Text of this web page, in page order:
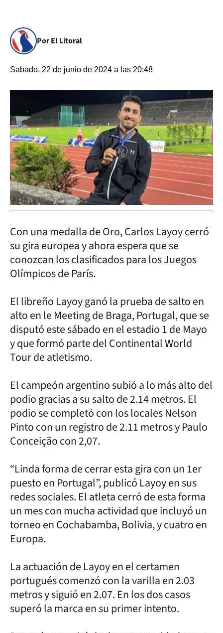
Por El Litoral
Sabado, 22 de junio de 2024 a las 20:48
Con una medalla de Oro, Carlos Layoy cerró
su gira europea y ahora espera que se
conozcan los clasificados para los Juegos
Olímpicos de París.
El libreño Layoy ganó la prueba de salto en
alto en le Meeting de Braga, Portugal, que se
disputó este sábado en el estadio 1 de Mayo
y que formó parte del Continental World
Tour de atletismo.
El campeón argentino subió a lo más alto del
podio gracias a su salto de 2.14 metros. El
podio se completó con los locales Nelson
Pinto con un registro de 2.11 metros y Paulo
Conceição con 2,07.
“Linda forma de cerrar esta gira con un 1er
puesto en Portugal”, publicó Layoy en sus
redes sociales. El atleta cerró de esta forma
un mes con mucha actividad que incluyó un
torneo en Cochabamba, Bolivia, y cuatro en
Europa.
La actuación de Layoy en el certamen
portugués comenzó con la varilla en 2.03
metros y siguió en 2.07. En los dos casos
superó la marca en su primer intento.